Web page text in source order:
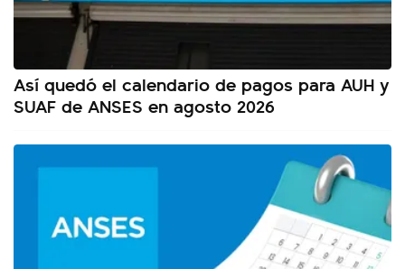
Así quedó el calendario de pagos para AUH y
SUAF de ANSES en agosto 2026